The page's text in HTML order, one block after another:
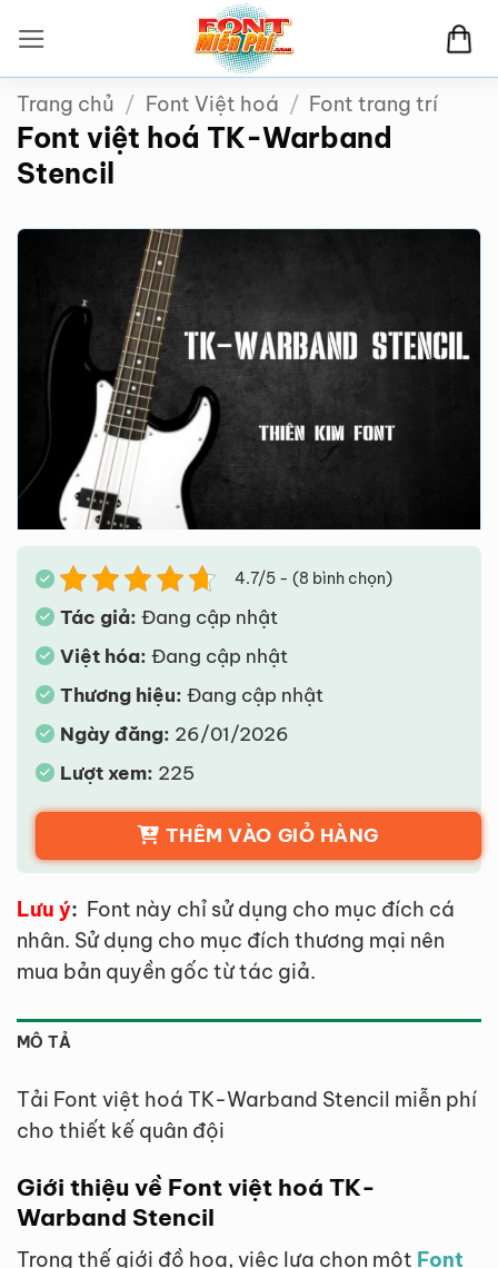
qua
nội
dung
Trang chủ / Font Việt hoá / Font trang trí
Font việt hoá TK-Warband
Stencil
4.7/5 - (8 bình chọn)
Tác giả: Đang cập nhật
Việt hóa: Đang cập nhật
Thương hiệu: Đang cập nhật
Ngày đăng: 26/01/2026
Lượt xem: 225
THÊM VÀO GIỎ HÀNG
Lưu ý: Font này chỉ sử dụng cho mục đích cá
nhân. Sử dụng cho mục đích thương mại nên
mua bản quyền gốc từ tác giả.
MÔ TẢ
Tải Font việt hoá TK-Warband Stencil miễn phí
cho thiết kế quân đội
Giới thiệu về Font việt hoá TK-
Warband Stencil
Trong thế giới đồ họa, việc lựa chọn một Font